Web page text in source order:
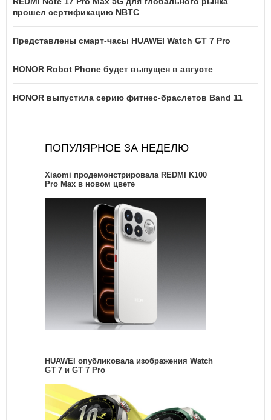
прошел сертификацию NBTC
Представлены смарт-часы HUAWEI Watch GT 7 Pro
HONOR Robot Phone будет выпущен в августе
HONOR выпустила серию фитнес-браслетов Band 11
ПОПУЛЯРНОЕ ЗА НЕДЕЛЮ
Xiaomi продемонстрировала REDMI K100
Pro Max в новом цвете
HUAWEI опубликовала изображения Watch
GT 7 и GT 7 Pro